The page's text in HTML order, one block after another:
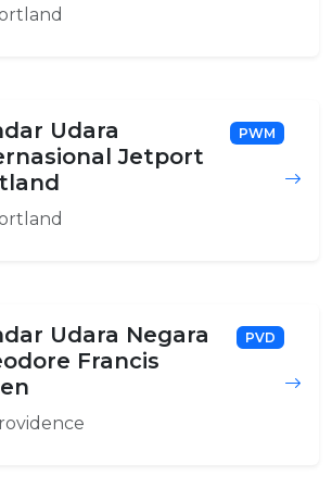
Udara
Jetport
PWM
Udara Negara
Francis
PVD